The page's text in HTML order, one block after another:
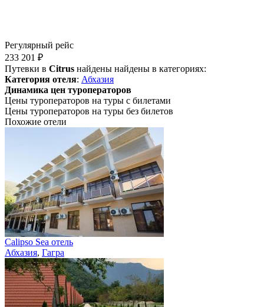
Регулярный рейс
233 201 ₽
Путевки в Citrus найдены найдены в категориях:
Категория отеля: Абхазия
Динамика цен туроператоров
Цены туроператоров на туры с билетами
Цены туроператоров на туры без билетов
Похожие отели
Calipso Sea отель
Абхазия, Гагра